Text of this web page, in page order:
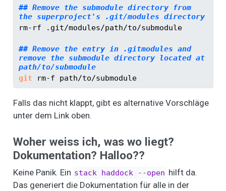
## Remove the submodule directory from
the superproject's .git/modules directory
rm-rf .git/modules/path/to/submodule
## Remove the entry in .gitmodules and
remove the submodule directory located at
path/to/submodule
git rm-f path/to/submodule
Falls das nicht klappt, gibt es alternative Vorschläge
unter dem Link oben.
Woher weiss ich, was wo liegt?
Dokumentation? Halloo??
Keine Panik. Ein stack haddock --open hilft da.
Das generiert die Dokumentation für alle in der